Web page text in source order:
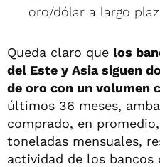
oro/dólar a largo
Queda claro que los
del Este y Asia siguen
de oro con un volumen
últimos 36 meses,
comprado, en
toneladas mensuales,
actividad de los bancos